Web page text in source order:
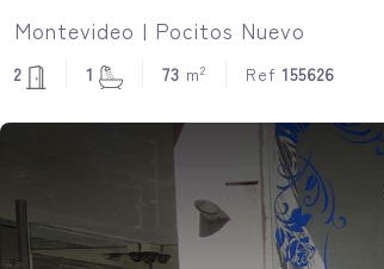
Montevideo | Pocitos Nuevo
2 1 73 m2 Ref155626